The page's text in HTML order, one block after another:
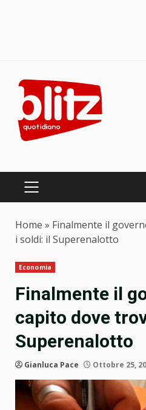
content
PRIMARY
Home » Finalmente il
i soldi: il Superenalotto
Economia
Finalmente il
capito dove
Superenalotto
Gianluca Pace Ottobre 25,